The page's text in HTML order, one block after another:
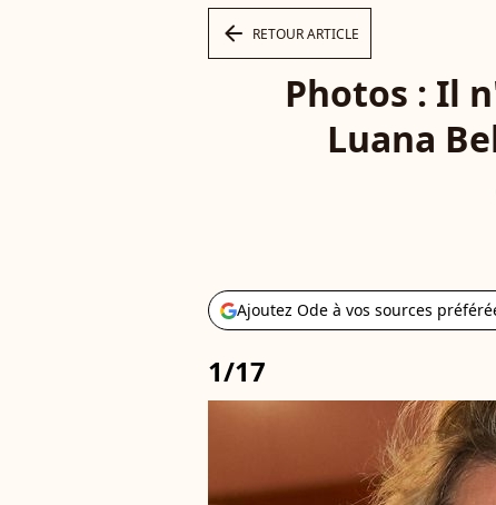
arrow_left RETOUR ARTICLE
Photos : Il
Luana
Ajoutez Ode à vos sources
1/17